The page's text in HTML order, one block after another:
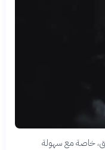
خاصة مع سهولة